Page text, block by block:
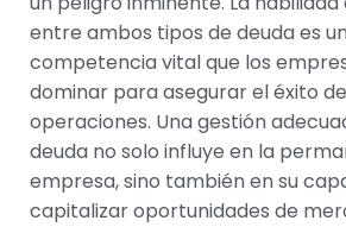
entre ambos tipos de deuda es
competencia vital que los
dominar para asegurar el éxito
operaciones. Una gestión
deuda no solo influye en la
empresa, sino también en su
capitalizar oportunidades de